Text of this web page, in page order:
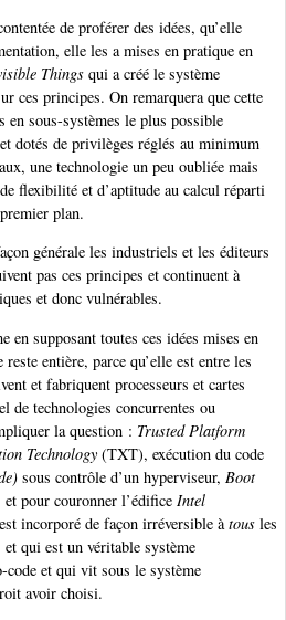
de proférer des idées, qu’elle
elle les a mises en pratique en
Things qui a créé le système
ces principes. On remarquera que cette
en sous-systèmes le plus possible
dotés de privilèges réglés au minimum
une technologie un peu oubliée mais
flexibilité et d’aptitude au calcul réparti
plan.
générale les industriels et les éditeurs
pas ces principes et continuent à
et donc vulnérables.
en supposant toutes ces idées mises en
entière, parce qu’elle est entre les
et fabriquent processeurs et cartes
technologies concurrentes ou
la question : Trusted Platform
Technology (TXT), exécution du code
sous contrôle d’un hyperviseur, Boot
pour couronner l’édifice Intel
incorporé de façon irréversible à tous les
qui est un véritable système
et qui vit sous le système
avoir choisi.